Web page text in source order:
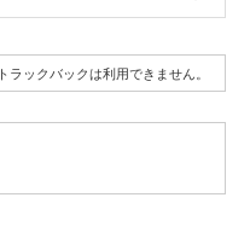
トラックバックは利用できません。